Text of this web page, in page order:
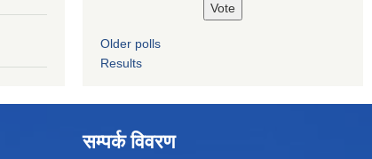
Older polls
Results
सम्पर्क विवरण